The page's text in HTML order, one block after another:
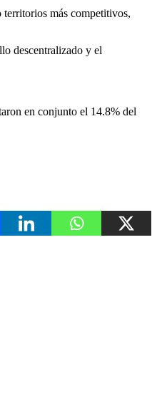
más competitivos,
descentralizado y el
en conjunto el 14.8% del